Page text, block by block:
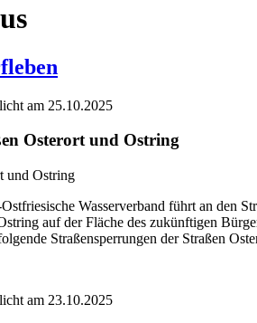
am 25.10.2025
Osterort und Ostring
Wasserverband führt an den
auf der Fläche des zukünftigen
Straßensperrungen der Straßen
am 23.10.2025